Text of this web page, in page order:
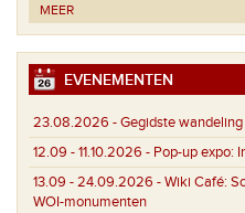
MEER
EVENEMENTEN
23.08.2026 -Gegidste
12.09 - 11.10.2026 - Pop-up expo:
13.09 - 24.09.2026 -Wiki Café:
WOI-monumenten